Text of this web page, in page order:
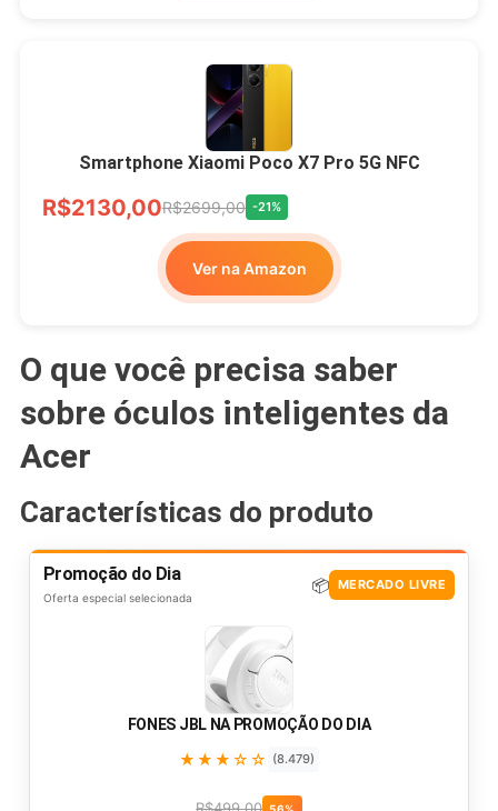
Smartphone Xiaomi Poco X7 Pro 5G NFC
R$2130,00R$2699,00 -21%
Ver na Amazon
O que você precisa saber
sobre óculos inteligentes da
Acer
Características do produto
Promoção do Dia
Oferta especial selecionada
📦 MERCADO LIVRE
FONES JBL NA PROMOÇÃO DO DIA
★★★☆☆ (8.479)
56%